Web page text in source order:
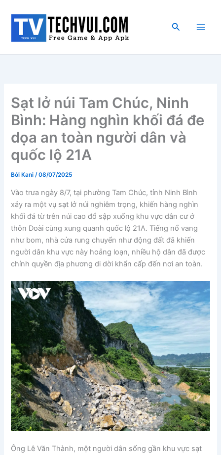
dung
Tìm
Sạt lở núi Tam Chúc, Ninh
Bình: Hàng nghìn khối đá đe
dọa an toàn người dân và
quốc lộ 21A
Bởi Kani/08/07/2025
Vào trưa ngày 8/7, tại phường Tam Chúc, tỉnh Ninh Bình
xảy ra một vụ sạt lở núi nghiêm trọng, khiến hàng nghìn
khối đá từ trên núi cao đổ sập xuống khu vực dân cư ở
thôn Đoài cùng xung quanh quốc lộ 21A. Tiếng nổ vang
như bom, nhà cửa rung chuyển như động đất đã khiến
người dân khu vực này hoảng loạn, nhiều hộ dân đã được
chính quyền địa phương di dời khẩn cấp đến nơi an toàn.
Ông Lê Văn Thành, một người dân sống gần khu vực sạt